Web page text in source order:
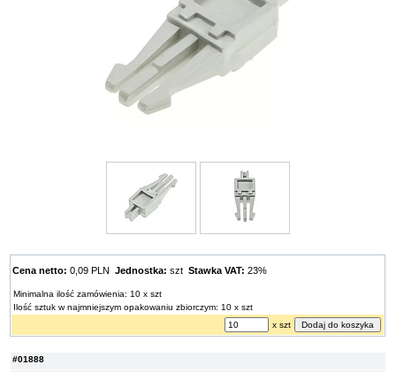
#01888
Cena netto: 0,09 PLNJednostka: sztStawka VAT: 23%
Minimalna ilość zamówienia: 10 x szt
Ilość sztuk w najmniejszym opakowaniu zbiorczym: 10 x szt
x szt